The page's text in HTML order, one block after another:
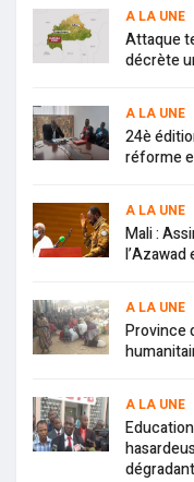
A LA UNE
Attaque
décrète
A LA UNE
24è
réforme
A LA UNE
Mali :
A LA UNE
Province
A LA UNE